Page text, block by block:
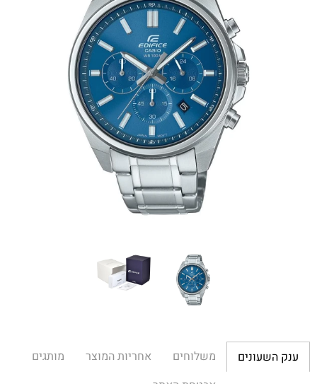
ענק השעונים משלוחים אחריות המוצר
מותגים